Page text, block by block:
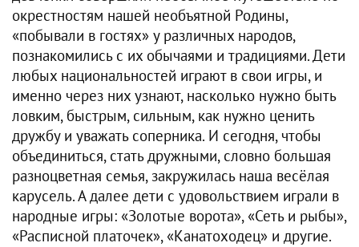
окрестностям нашей необъятной Родины,
«побывали в гостях» у различных народов,
познакомились с их обычаями и традициями. Дети
любых национальностей играют в свои игры, и
именно через них узнают, насколько нужно быть
ловким, быстрым, сильным, как нужно ценить
дружбу и уважать соперника. И сегодня, чтобы
объединиться, стать дружными, словно большая
разноцветная семья, закружилась наша весёлая
карусель. А далее дети с удовольствием играли в
народные игры: «Золотые ворота», «Сеть и рыбы»,
«Расписной платочек», «Канатоходец» и другие.